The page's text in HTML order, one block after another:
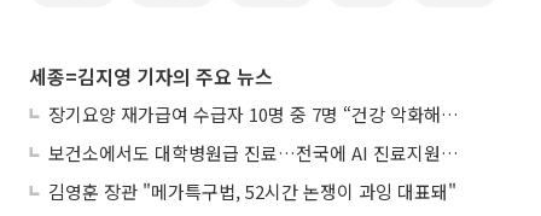
세종=김지영 기자의 주요 뉴스
장기요양 재가급여 수급자 10명 중 7명 “건강 악화해도 집에서”
보건소에서도 대학병원급 진료…전국에 AI 진료지원도구 보급
김영훈 장관 "메가특구법, 52시간 논쟁이 과잉 대표돼"